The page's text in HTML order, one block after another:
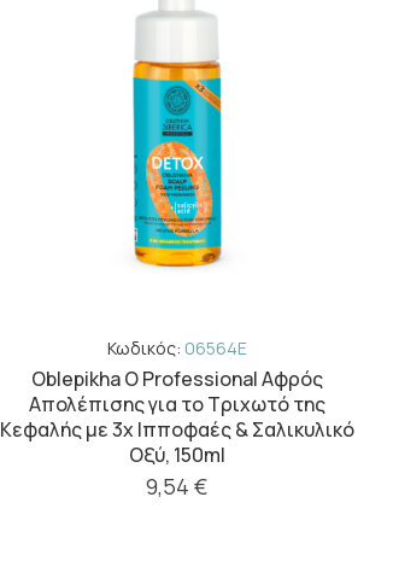
Κωδικός: 06564E
Oblepikha O Professional Αφρός
Απολέπισης για το Τριχωτό της
Κεφαλής με 3x Ιπποφαές & Σαλικυλικό
Οξύ, 150ml
9,54 €